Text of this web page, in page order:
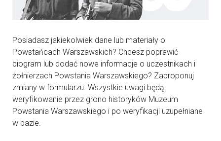
Posiadasz jakiekolwiek dane lub materiały o
Powstańcach Warszawskich? Chcesz poprawić
biogram lub dodać nowe informacje o uczestnikach i
żołnierzach Powstania Warszawskiego? Zaproponuj
zmiany w formularzu. Wszystkie uwagi będą
weryfikowanie przez grono historyków Muzeum
Powstania Warszawskiego i po weryfikacji uzupełniane
w bazie.